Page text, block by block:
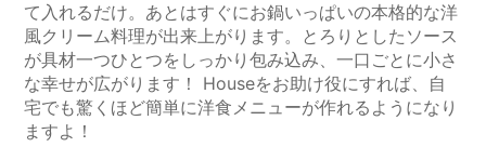
て入れるだけ。あとはすぐにお鍋いっぱいの本格的な洋
風クリーム料理が出来上がります。とろりとしたソース
が具材一つひとつをしっかり包み込み、一口ごとに小さ
な幸せが広がります！ Houseをお助け役にすれば、自
宅でも驚くほど簡単に洋食メニューが作れるようになり
ますよ！